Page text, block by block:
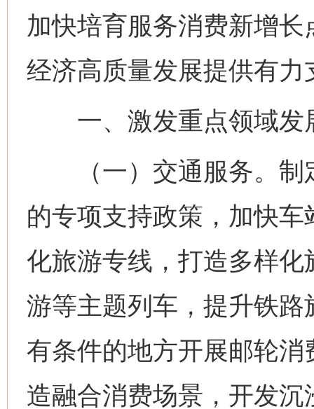
加快培育服务消费新增
经济高质量发展提供有
一、激发重点领域发
（一）交通服务。制
的专项支持政策，加快
化旅游专线，打造多样
游等主题列车，提升铁
有条件的地方开展邮轮
造融合消费场景，开发